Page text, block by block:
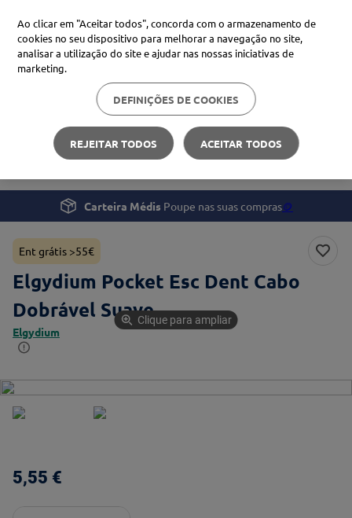
Procure no Marketplace Médis
Pesquisas mais comuns
xiaomi
4º cerave
Saúde
Saúde Oral
Elgydium Pocket Esc Dent Cabo Dobrável Suave
Carteira Médis Poupe nas suas compras🪙
Ent grátis >55€
Elgydium Pocket Esc Dent Cabo
Dobrável Suave
Elgydium
Clique para ampliar
5,55 €
Ao clicar em "Aceitar todos", concorda com o armazenamento de
cookies no seu dispositivo para melhorar a navegação no site,
analisar a utilização do site e ajudar nas nossas iniciativas de
marketing.
DEFINIÇÕES DE COOKIES
REJEITAR TODOS ACEITAR TODOS